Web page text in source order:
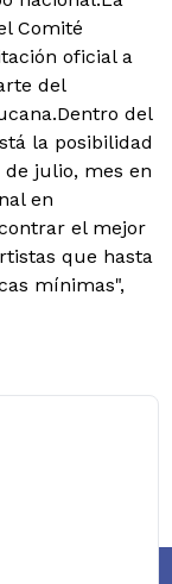
Comité
oficial a
del
del
la posibilidad
de julio, mes en
en
el mejor
que hasta
mínimas",